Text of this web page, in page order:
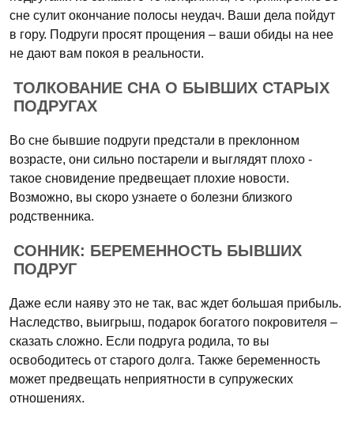
сне сулит окончание полосы неудач. Ваши дела пойдут
в гору. Подруги просят прощения – ваши обиды на нее
не дают вам покоя в реальности.
ТОЛКОВАНИЕ СНА О БЫВШИХ СТАРЫХ
ПОДРУГАХ
Во сне бывшие подруги предстали в преклонном
возрасте, они сильно постарели и выглядят плохо -
такое сновидение предвещает плохие новости.
Возможно, вы скоро узнаете о болезни близкого
родственника.
СОННИК: БЕРЕМЕННОСТЬ БЫВШИХ
ПОДРУГ
Даже если наяву это не так, вас ждет большая прибыль.
Наследство, выигрыш, подарок богатого покровителя –
сказать сложно. Если подруга родила, то вы
освободитесь от старого долга. Также беременность
может предвещать неприятности в супружеских
отношениях.